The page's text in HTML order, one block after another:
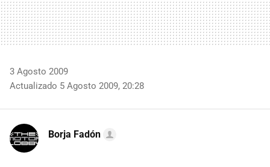
3 Agosto 2009
Actualizado 5 Agosto 2009, 20:28
Borja Fadón